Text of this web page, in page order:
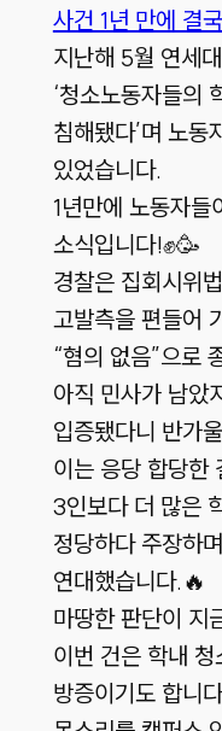
사건 1년 만에 결
지난해 5월 연세
‘청소노동자들의
침해됐다’며 노동
있었습니다.
1년만에 노동자
소식입니다!✊🥳
경찰은 집회시위
고발측을 편들어
“혐의 없음”으로
아직 민사가 남았
입증됐다니 반가
이는 응당 합당한
3인보다 더 많은
정당하다 주장하
연대했습니다.🔥
마땅한 판단이 지
이번 건은 학내
방증이기도 합니